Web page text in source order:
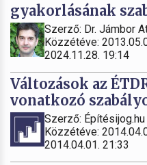
gyakorlásának
Szerző: Dr. Jámbor
Közzétéve:
2024.11.28. 19:14
Változások az
vonatkozó
Szerző: Építésijog.hu
Közzétéve:
2014.04.01. 21:33